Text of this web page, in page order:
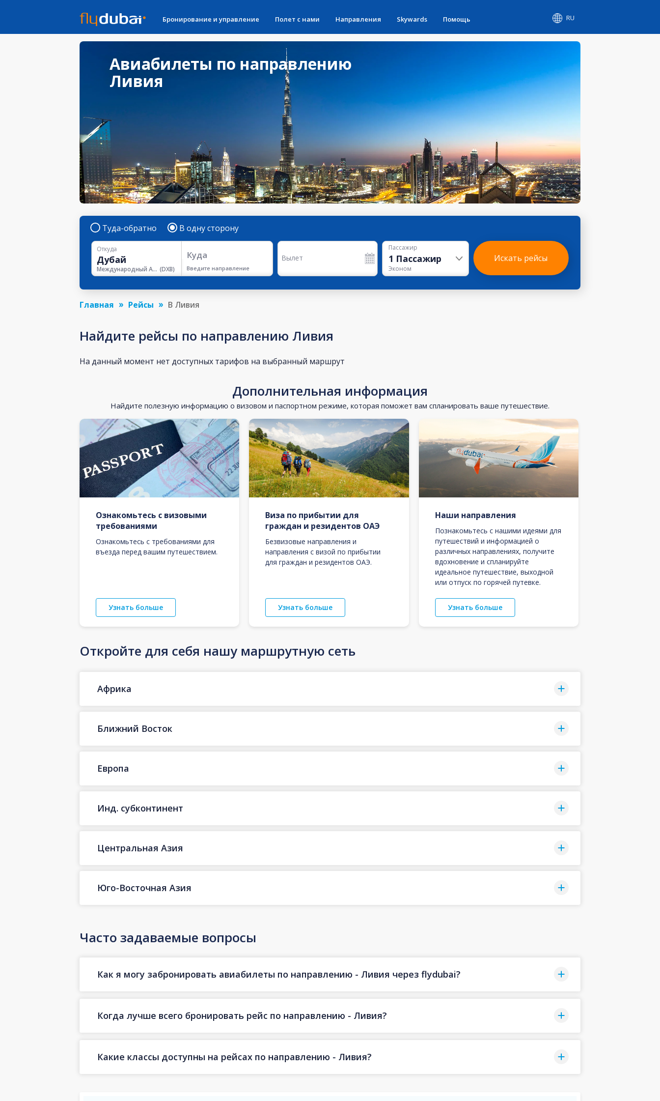
Бронирование и управление Полет с нами Направления Skywards Помощь RU
Авиабилеты по направлению
Ливия
Туда-обратно В одну сторону
Откуда
Международный Аэропорт Дубая (DXB)
Куда
Введите направление
Вылет
Пассажир
1 Пассажир
Эконом
Искать рейсы
Главная Рейсы В Ливия
Найдите рейсы по направлению Ливия
На данный момент нет доступных тарифов на выбранный маршрут
Дополнительная информация
Найдите полезную информацию о визовом и паспортном режиме, которая поможет вам спланировать ваше путешествие.
Ознакомьтесь с визовыми
требованиями
Ознакомьтесь с требованиями для
въезда перед вашим путешествием.
Узнать больше
Виза по прибытии для
граждан и резидентов ОАЭ
Безвизовые направления и
направления с визой по прибытии
для граждан и резидентов ОАЭ.
Узнать больше
Наши направления
Познакомьтесь с нашими идеями для
путешествий и информацией о
различных направлениях, получите
вдохновение и спланируйте
идеальное путешествие, выходной
или отпуск по горячей путевке.
Узнать больше
Откройте для себя нашу маршрутную сеть
Африка
Ближний Восток
Европа
Инд. субконтинент
Центральная Азия
Юго-Восточная Азия
Часто задаваемые вопросы
Как я могу забронировать авиабилеты по направлению - Ливия через flydubai?
Когда лучше всего бронировать рейс по направлению - Ливия?
Какие классы доступны на рейсах по направлению - Ливия?